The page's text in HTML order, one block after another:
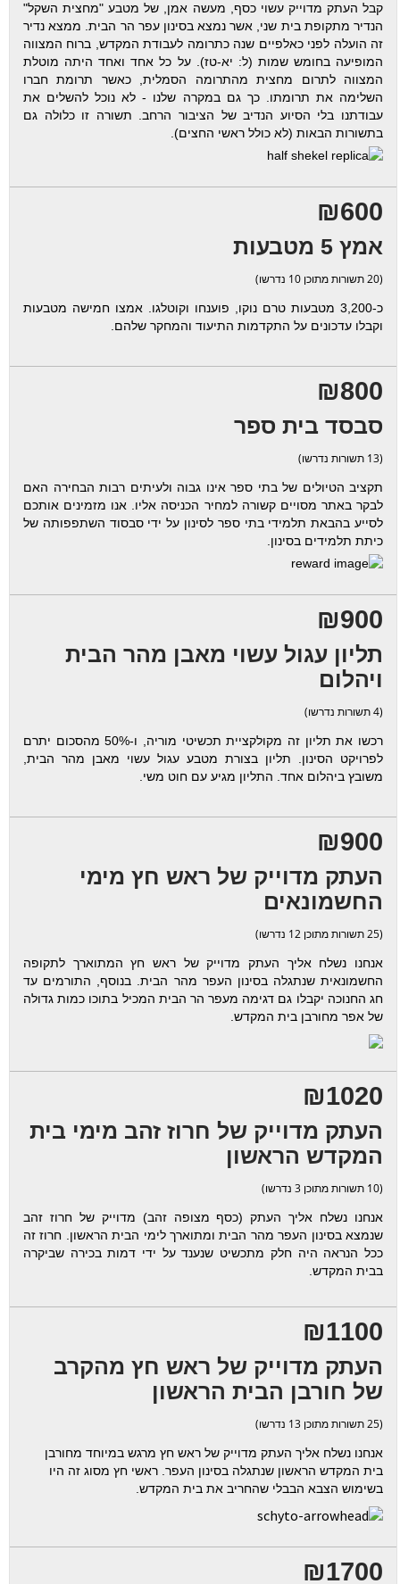
קבל העתק מדוייק עשוי כסף, מעשה אמן, של מטבע "מחצית השקל"
הנדיר מתקופת בית שני, אשר נמצא בסינון עפר הר הבית. ממצא נדיר
זה הועלה לפני כאלפיים שנה כתרומה לעבודת המקדש, ברוח המצווה
המופיעה בחומש שמות (ל: יא-טז). על כל אחד ואחד היתה מוטלת
המצווה לתרום מחצית מהתרומה הסמלית, כאשר תרומת חברו
השלימה את תרומתו. כך גם במקרה שלנו - לא נוכל להשלים את
עבודתנו בלי הסיוע הנדיב של הציבור הרחב. תשורה זו כלולה גם
בתשורות הבאות (לא כולל ראשי החצים).
₪600
אמץ 5 מטבעות
(20 תשורות מתוכן 10 נדרשו)
כ-3,200 מטבעות טרם נוקו, פוענחו וקוטלגו. אמצו חמישה מטבעות
וקבלו עדכונים על התקדמות התיעוד והמחקר שלהם.
₪800
סבסד בית ספר
(13 תשורות נדרשו)
תקציב הטיולים של בתי ספר אינו גבוה ולעיתים רבות הבחירה האם
לבקר באתר מסויים קשורה למחיר הכניסה אליו. אנו מזמינים אותכם
לסייע בהבאת תלמידי בתי ספר לסינון על ידי סבסוד השתפפותה של
כיתת תלמידים בסינון.
₪900
תליון עגול עשוי מאבן מהר הבית
ויהלום
(4 תשורות נדרשו)
רכשו את תליון זה מקולקציית תכשיטי מוריה, ו-50% מהסכום יתרם
לפרויקט הסינון. תליון בצורת מטבע עגול עשוי מאבן מהר הבית,
משובץ ביהלום אחד. התליון מגיע עם חוט משי.
₪900
העתק מדוייק של ראש חץ מימי
החשמונאים
(25 תשורות מתוכן 12 נדרשו)
אנחנו נשלח אליך העתק מדוייק של ראש חץ המתוארך לתקופה
החשמונאית שנתגלה בסינון העפר מהר הבית. בנוסף, התורמים עד
חג החנוכה יקבלו גם דגימה מעפר הר הבית המכיל בתוכו כמות גדולה
של אפר מחורבן בית המקדש.
₪1020
העתק מדוייק של חרוז זהב מימי בית
המקדש הראשון
(10 תשורות מתוכן 3 נדרשו)
אנחנו נשלח אליך העתק (כסף מצופה זהב) מדוייק של חרוז זהב
שנמצא בסינון העפר מהר הבית ומתוארך לימי הבית הראשון. חרוז זה
ככל הנראה היה חלק מתכשיט שנענד על ידי דמות בכירה שביקרה
בבית המקדש.
₪1100
העתק מדוייק של ראש חץ מהקרב
של חורבן הבית הראשון
(25 תשורות מתוכן 13 נדרשו)
אנחנו נשלח אליך העתק מדוייק של ראש חץ מרגש במיוחד מחורבן
בית המקדש הראשון שנתגלה בסינון העפר. ראשי חץ מסוג זה היו
בשימוש הצבא הבבלי שהחריב את בית המקדש.
₪1700